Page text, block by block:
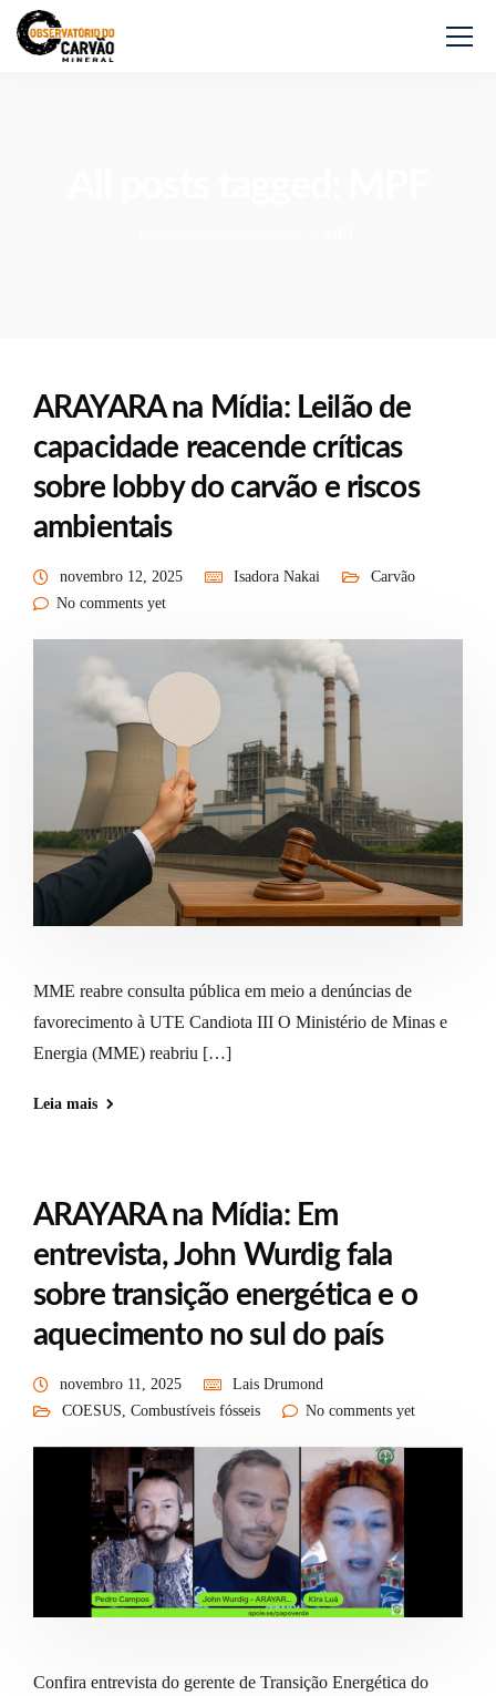
ARAYARA na Mídia: Leilão de
capacidade reacende críticas
sobre lobby do carvão e riscos
ambientais
novembro 12, 2025 Isadora Nakai
Carvão
No comments yet
MME reabre consulta pública em meio a denúncias de
favorecimento à UTE Candiota III O Ministério de Minas e
Energia (MME) reabriu […]
Leia mais
ARAYARA na Mídia: Em
entrevista, John Wurdig fala
sobre transição energética e o
aquecimento no sul do país
novembro 11, 2025
Lais Drumond
COESUS Combustíveis fósseis No comments yet
Confira entrevista do gerente de Transição Energética do